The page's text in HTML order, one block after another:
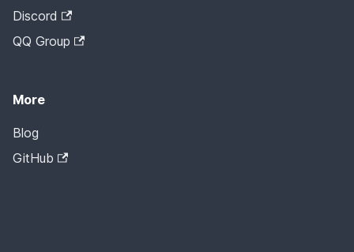
Discord
QQ Group
More
Blog
GitHub